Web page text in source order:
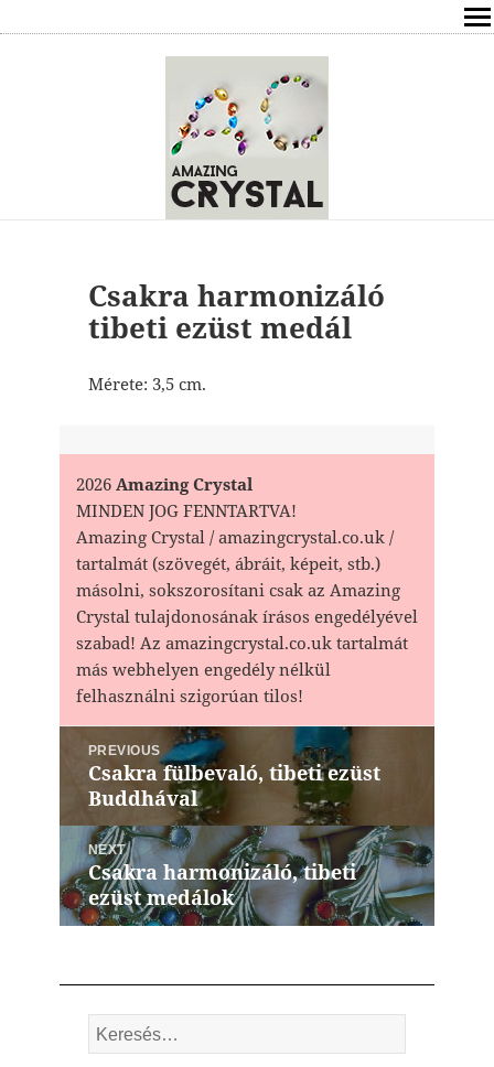
ÍRÁSOK
ÁSVÁNYOK HATÁSAI
ELÉRHETŐSÉG
ONLINE GYÓGYÍTÁS,TANÁCSADÁS
Csakra harmonizáló
tibeti ezüst medál
Mérete: 3,5 cm.
2026Amazing Crystal
MINDEN JOG FENNTARTVA!
Amazing Crystal / amazingcrystal.co.uk /
tartalmát (szövegét, ábráit, képeit, stb.)
másolni, sokszorosítani csak az Amazing
Crystal tulajdonosának írásos engedélyével
szabad! Az amazingcrystal.co.uk tartalmát
más webhelyen engedély nélkül
felhasználni szigorúan tilos!
navigáció
PREVIOUS
Previous
post:
Csakra fülbevaló, tibeti ezüst
Buddhával
NEXT
Next
post:
Csakra harmonizáló, tibeti
ezüst medálok
Keresés: